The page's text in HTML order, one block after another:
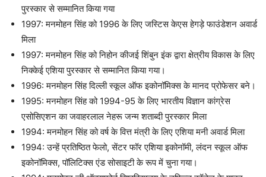
पुरस्कार से सम्मानित किया गया
1997: मनमोहन सिंह को 1996 के लिए जस्टिस केएस हेगड़े फाउंडेशन अवार्ड
मिला
1997: मनमोहन सिंह को निहोन कीजई शिंबुन इंक द्वारा क्षेत्रीय विकास के लिए
निक्केई एशिया पुरस्कार से सम्मानित किया गया।
1996: मनमोहन सिंह दिल्ली स्कूल ऑफ इकोनॉमिक्स के मानद प्रोफेसर बने।
1995: मनमोहन सिंह को 1994-95 के लिए भारतीय विज्ञान कांग्रेस
एसोसिएशन का जवाहरलाल नेहरू जन्म शताब्दी पुरस्कार मिला
1994: मनमोहन सिंह को वर्ष के वित्त मंत्री के लिए एशिया मनी अवार्ड मिला
1994: उन्हें प्रतिष्ठित फेलो, सेंटर फॉर एशिया इकोनॉमी, लंदन स्कूल ऑफ
इकोनॉमिक्स, पॉलिटिक्स एंड सोसाइटी के रूप में चुना गया।